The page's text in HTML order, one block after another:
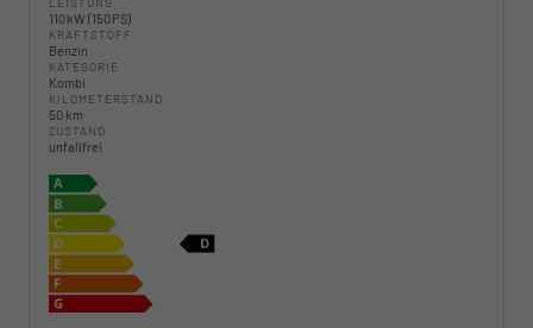
LEISTUNG
110 kW (150 PS)
KRAFTSTOFF
Benzin
KATEGORIE
Kombi
KILOMETERSTAND
50 km
ZUSTAND
unfallfrei